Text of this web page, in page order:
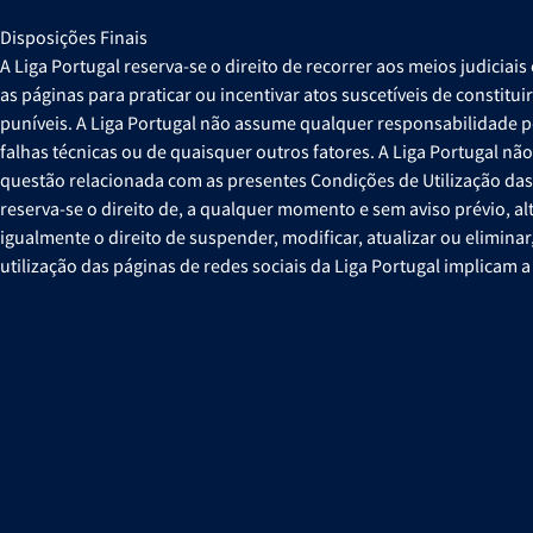
Disposições Finais
A Liga Portugal reserva-se o direito de recorrer aos meios
as páginas para praticar ou incentivar atos suscetíveis de
puníveis. A Liga Portugal não assume qualquer
falhas técnicas ou de quaisquer outros fatores. A Liga Portugal
questão relacionada com as presentes Condições de Utilização
reserva-se o direito de, a qualquer momento e sem aviso prévio,
igualmente o direito de suspender, modificar, atualizar ou
utilização das páginas de redes sociais da Liga Portugal